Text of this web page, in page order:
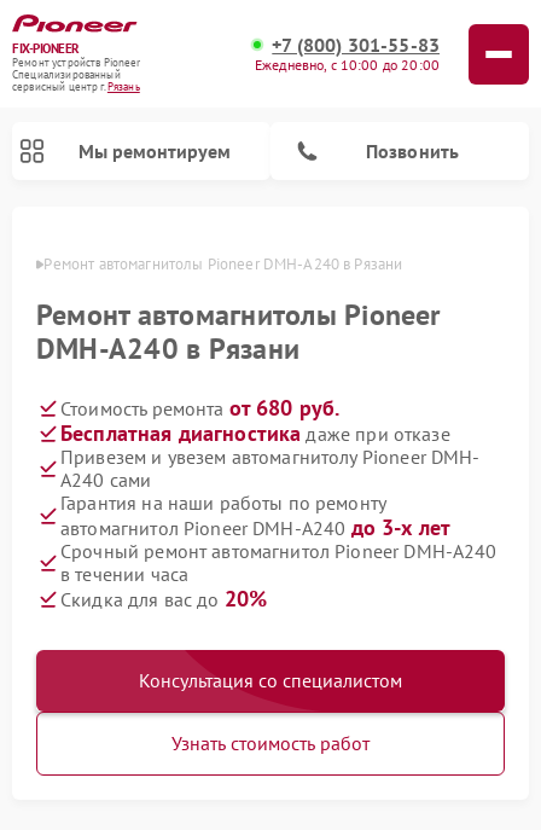
FIX-PIONEER
Ремонт устройств Pioneer
Специализированный
cервисный центр г.Рязань
+7 (800) 301-55-83
Ежедневно, с 10:00 до 20:00
Мы ремонтируем Позвонить
Ремонт автомагнитолы Pioneer DMH-A240 в Рязани
Ремонт автомагнитолы Pioneer
DMH-A240 в Рязани
Стоимость ремонта от 680 руб.
Бесплатная диагностика даже при отказе
Привезем и увезем автомагнитолу Pioneer DMH-
A240 сами
Гарантия на наши работы по ремонту
автомагнитол Pioneer DMH-A240 до 3-х лет
Срочный ремонт автомагнитол Pioneer DMH-A240
в течении часа
Скидка для вас до 20%
Консультация со специалистом
Узнать стоимость работ